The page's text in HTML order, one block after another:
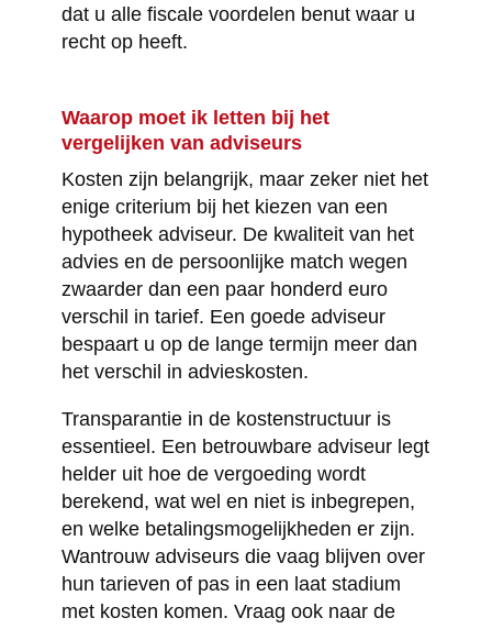
dat u alle fiscale voordelen benut waar u
recht op heeft.
Waarop moet ik letten bij het
vergelijken van adviseurs
Kosten zijn belangrijk, maar zeker niet het
enige criterium bij het kiezen van een
hypotheek adviseur. De kwaliteit van het
advies en de persoonlijke match wegen
zwaarder dan een paar honderd euro
verschil in tarief. Een goede adviseur
bespaart u op de lange termijn meer dan
het verschil in advieskosten.
Transparantie in de kostenstructuur is
essentieel. Een betrouwbare adviseur legt
helder uit hoe de vergoeding wordt
berekend, wat wel en niet is inbegrepen,
en welke betalingsmogelijkheden er zijn.
Wantrouw adviseurs die vaag blijven over
hun tarieven of pas in een laat stadium
met kosten komen. Vraag ook naar de